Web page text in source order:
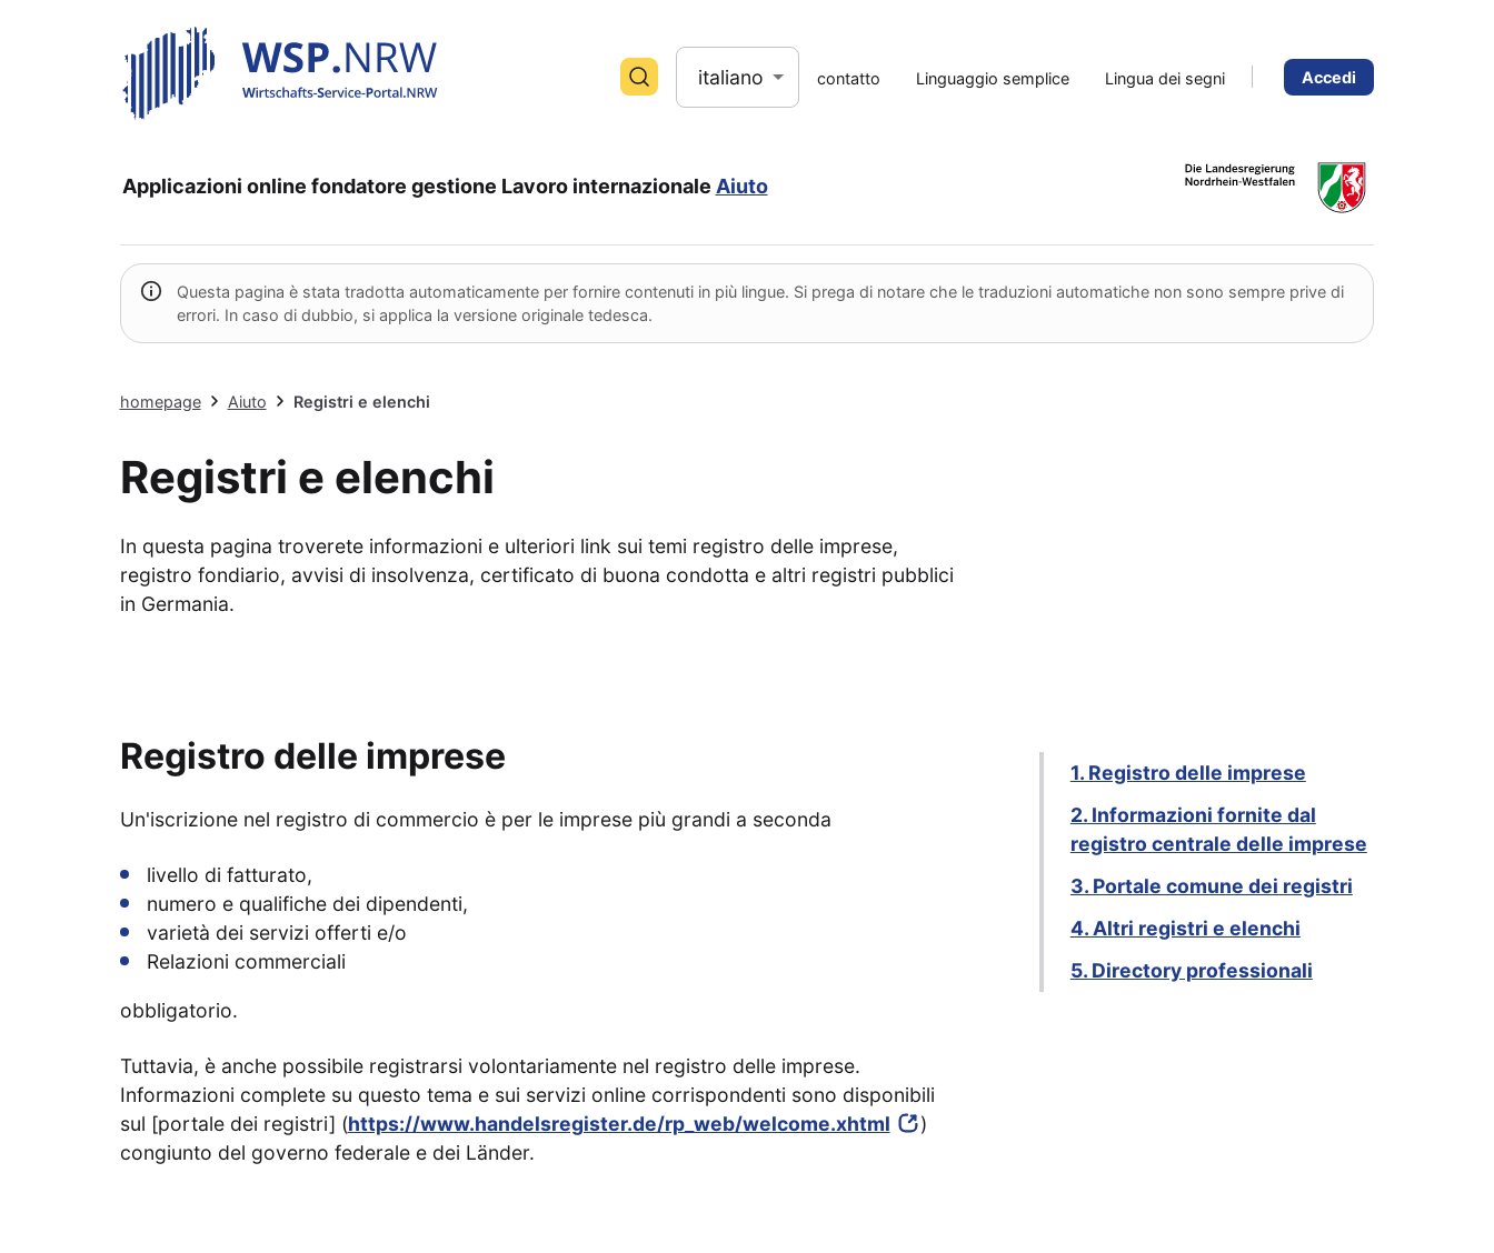
italiano contatto Linguaggio semplice Lingua dei segni Accedi
Applicazioni online fondatore gestione Lavoro internazionale Aiuto
Questa pagina è stata tradotta automaticamente per fornire contenuti in più lingue. Si prega di notare che le traduzioni automatiche non sono sempre prive di
errori. In caso di dubbio, si applica la versione originale tedesca.
homepage Aiuto Registri e elenchi
Registri e elenchi
In questa pagina troverete informazioni e ulteriori link sui temi registro delle imprese,
registro fondiario, avvisi di insolvenza, certificato di buona condotta e altri registri pubblici
in Germania.
Registro delle imprese
Un'iscrizione nel registro di commercio è per le imprese più grandi a seconda
livello di fatturato,
numero e qualifiche dei dipendenti,
varietà dei servizi offerti e/o
Relazioni commerciali
obbligatorio.
Tuttavia, è anche possibile registrarsi volontariamente nel registro delle imprese.
Informazioni complete su questo tema e sui servizi online corrispondenti sono disponibili
sul [portale dei registri] (https://www.handelsregister.de/rp_web/welcome.xhtml
)
congiunto del governo federale e dei Länder.
1. Registro delle imprese
2. Informazioni fornite dal
registro centrale delle imprese
3. Portale comune dei registri
4. Altri registri e elenchi
5. Directory professionali